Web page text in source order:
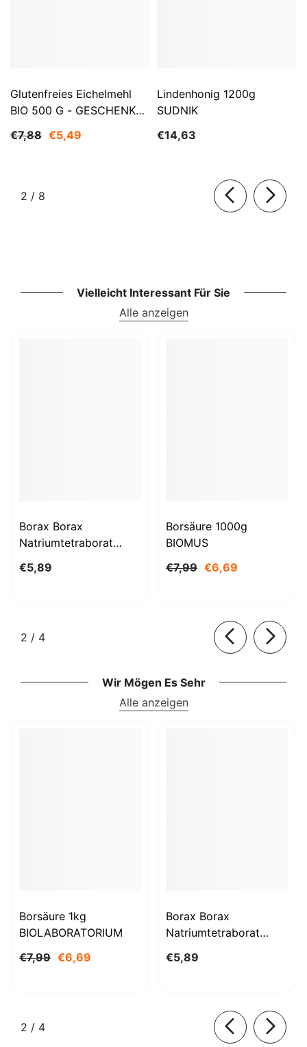
Glutenfreies Eichelmehl
BIO 500 G - GESCHENKE
€7,88 €5,49
Lindenhonig 1200g
SUDNIK
€14,63
2 / von
8
Vielleicht Interessant Für Sie
Alle anzeigen
Borax Borax
Natriumtetraborat
STANLAB
€5,89
Borsäure 1000g
BIOMUS
€7,99 €6,69
2 / von
4
Wir Mögen Es Sehr
Alle anzeigen
Borsäure 1kg
BIOLABORATORIUM
€7,99 €6,69
Borax Borax
Natriumtetraborat
BioLaboratorium
€5,89
2 / von
4